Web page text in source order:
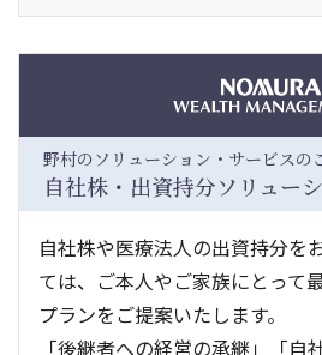
野村のソリューション・サービスの
自社株・出資持分ソリュー
自社株や医療法人の出資持分を
ては、ご本人やご家族にとって
プランをご提案いたします。
「後継者への経営の承継」「自